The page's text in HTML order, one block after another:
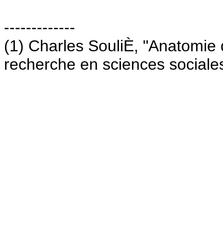
-------------
(1) Charles SouliÈ,
recherche en sciences